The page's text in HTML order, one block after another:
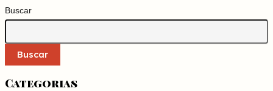
Buscar
Buscar
Categorias